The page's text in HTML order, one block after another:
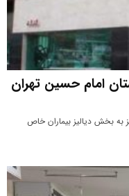
امام حسین تهران
به بخش دیالیز بیماران خاص